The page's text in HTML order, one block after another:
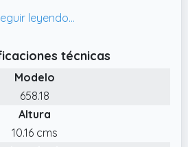
médico clínicamente
La detección de
sobre posibles trastornos
la escala de colores te
los valores descansa 5
la primera medición, de lo
técnicas
Modelo
658.18
Altura
10.16 cms